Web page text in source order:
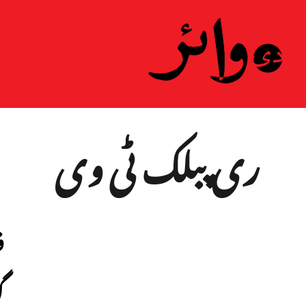
ری پبلک ٹی وی